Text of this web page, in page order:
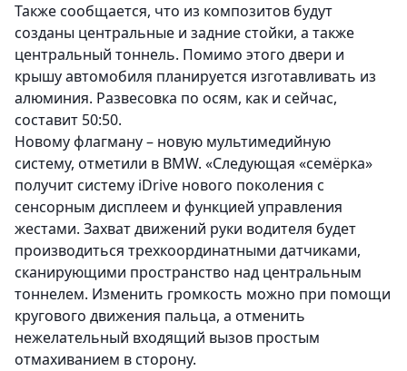
Также сообщается, что из композитов будут
созданы центральные и задние стойки, а также
центральный тоннель. Помимо этого двери и
крышу автомобиля планируется изготавливать из
алюминия. Развесовка по осям, как и сейчас,
составит 50:50.
Новому флагману – новую мультимедийную
систему, отметили в BMW. «Следующая «семёрка»
получит систему iDrive нового поколения с
сенсорным дисплеем и функцией управления
жестами. Захват движений руки водителя будет
производиться трехкоординатными датчиками,
сканирующими пространство над центральным
тоннелем. Изменить громкость можно при помощи
кругового движения пальца, а отменить
нежелательный входящий вызов простым
отмахиванием в сторону.